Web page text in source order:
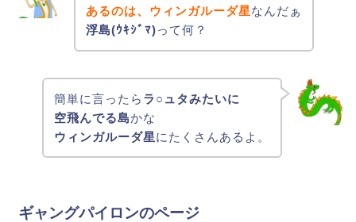
あるのは、ウィンガルーダ星なんだぁ
浮島(ｳｷｼﾞﾏ)って何？
簡単に言ったら ラ○ュタみたいに
空飛んでる島かな
ウィンガルーダ星にたくさんあるよ。
ギャングパイロンのページ